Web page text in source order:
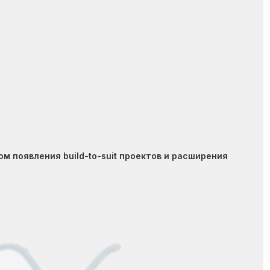
появления build-to-suit проектов и расширения